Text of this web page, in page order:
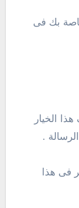
بك فى
الخيار
.
فى هذا